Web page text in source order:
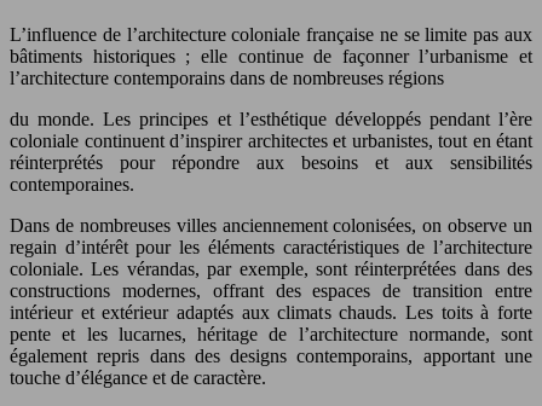
L’influence de l’architecture coloniale française ne se limite pas aux
bâtiments historiques ; elle continue de façonner l’urbanisme et
l’architecture contemporains dans de nombreuses régions
du monde. Les principes et l’esthétique développés pendant l’ère
coloniale continuent d’inspirer architectes et urbanistes, tout en étant
réinterprétés pour répondre aux besoins et aux sensibilités
contemporaines.
Dans de nombreuses villes anciennement colonisées, on observe un
regain d’intérêt pour les éléments caractéristiques de l’architecture
coloniale. Les vérandas, par exemple, sont réinterprétées dans des
constructions modernes, offrant des espaces de transition entre
intérieur et extérieur adaptés aux climats chauds. Les toits à forte
pente et les lucarnes, héritage de l’architecture normande, sont
également repris dans des designs contemporains, apportant une
touche d’élégance et de caractère.